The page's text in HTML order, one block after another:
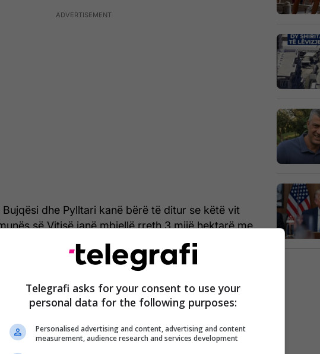
dhe Pylltari kanë bërë të ditur se këtë vit
së Vitisë janë mbjellë rreth 3 mijë hektarë me
për rendimente janë vlerësuar si të
komunale, kushtet e favorshme gjatë sezonit dhe
pritet të ndikojnë pozitivisht në rezultatet e
për fushatën, edhe mullinjtë dhe
Telegrafi asks for your consent to use your
personal data for the following purposes:
Personalised advertising and content, advertising and content
measurement, audience research and services development